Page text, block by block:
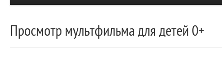
Просмотр мультфильма для детей 0+